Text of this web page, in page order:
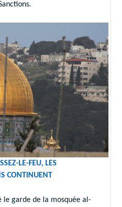
LE-FEU, LES
CONTINUENT
le garde de la mosquée al-